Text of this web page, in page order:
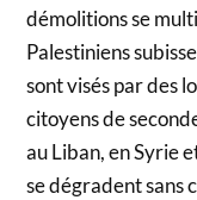
démolitions se
Palestiniens
sont visés par des
citoyens de
au Liban, en Syrie
se dégradent sans